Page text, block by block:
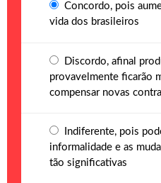
Concordo, pois
vida dos brasileiros
Discordo, afinal
provavelmente ficarão
compensar novas
Indiferente, pois
informalidade e as
tão significativas